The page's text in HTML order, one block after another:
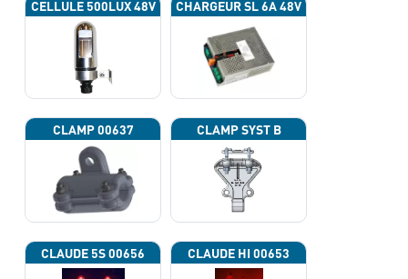
CELLULE 500LUX 48V CHARGEUR SL 6A 48V
CLAMP 00637 CLAMP SYST B
CLAUDE 5S 00656 CLAUDE HI 00653